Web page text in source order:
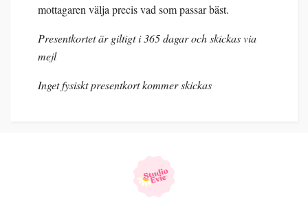
mottagaren välja precis vad som passar bäst.
Presentkortet är giltigt i 365 dagar och skickas via
mejl
Inget fysiskt presentkort kommer skickas